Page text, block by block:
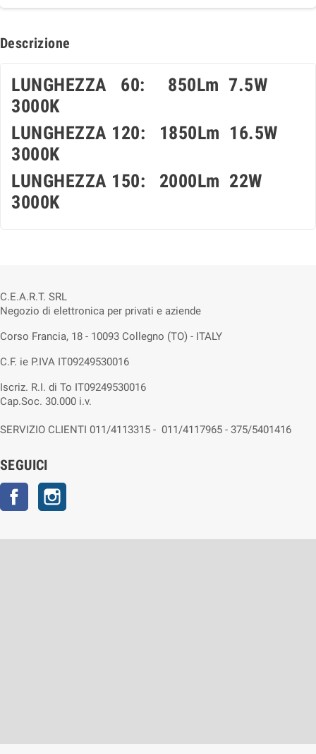
Descrizione
LUNGHEZZA 60: 850Lm 7.5W
3000K
LUNGHEZZA 120: 1850Lm 16.5W
3000K
LUNGHEZZA 150: 2000Lm 22W
3000K
C.E.A.R.T. SRL
Negozio di elettronica per privati e aziende
Corso Francia, 18 - 10093 Collegno (TO) - ITALY
C.F. ie P.IVA IT09249530016
Iscriz. R.I. di To IT09249530016
Cap.Soc. 30.000 i.v.
SERVIZIO CLIENTI 011/4113315 - 011/4117965 - 375/5401416
SEGUICI
Facebook